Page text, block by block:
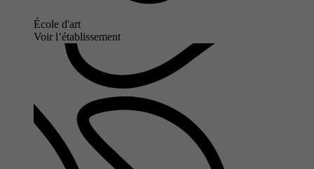
École d'art
Voir l’établissement